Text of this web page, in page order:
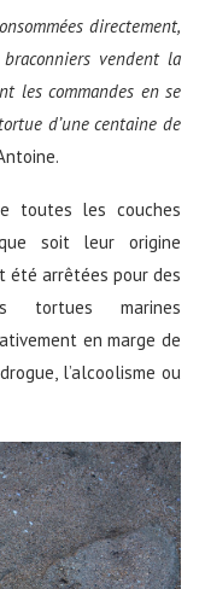
ées directement,
vendent la
les commandes en se
d’une centaine de
toutes les couches
soit leur origine
été arrêtées pour des
tortues marines
en marge de
l’alcoolisme ou